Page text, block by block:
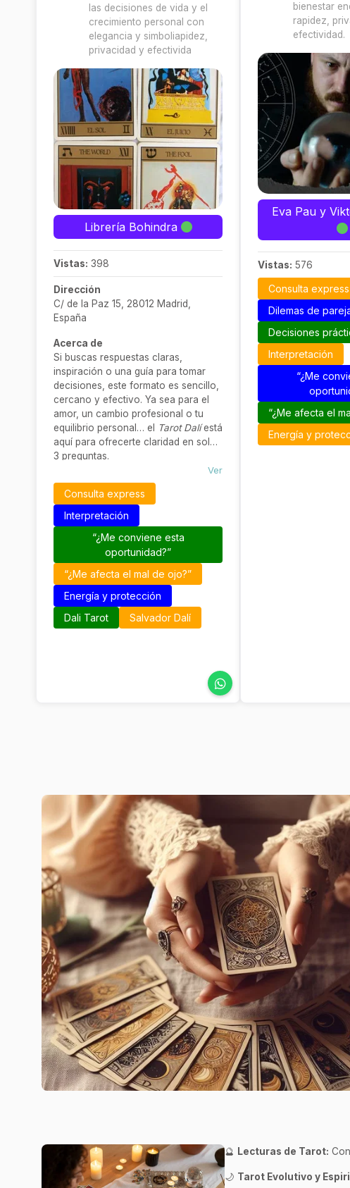
las decisiones de vida y el
crecimiento personal con
elegancia y simboliapidez,
privacidad y efectivida
Librería Bohindra
Vistas: 398
Dirección
C/ de la Paz 15, 28012 Madrid,
España
Acerca de
Si buscas respuestas claras,
inspiración o una guía para tomar
decisiones, este formato es sencillo,
cercano y efectivo. Ya sea para el
amor, un cambio profesional o tu
equilibrio personal… el
Tarot Dalíestá
aquí para ofrecerte claridad en solo
3 preguntas.
Ver
Consulta express
Interpretación
“¿Me conviene esta
oportunidad?”
“¿Me afecta el mal de ojo?”
Energía y protección
Dali Tarot
Salvador Dalí
bienestar
rapidez,
efectividad.
Eva Pau y
Vistas: 576
Consulta express
Dilemas de
Decisiones
Interpretación
“¿Me
“¿Me afecta el
Energía y
🔮 Lecturas de Tarot:
🌙 Tarot Evolutivo y